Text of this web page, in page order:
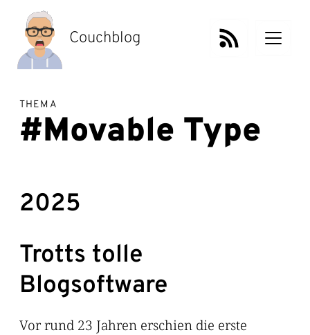
Inhalt
springen
Couchblog
THEMA
#Movable Type
2025
Trotts tolle
Blogsoftware
Vor rund 23 Jahren erschien die erste